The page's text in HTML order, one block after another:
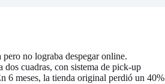
no lograba despegar online.
cuadras, con sistema de pick-up
6 meses, la tienda original perdió un 40%